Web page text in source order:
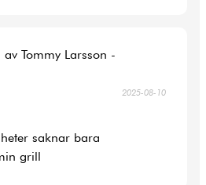
av Tommy Larsson -
2025-08-10
saknar bara
grill